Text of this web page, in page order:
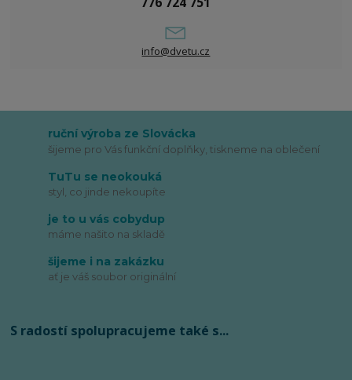
info@dvetu.cz
ruční výroba ze Slovácka
šijeme pro Vás funkční doplňky, tiskneme na oblečení
TuTu se neokouká
styl, co jinde nekoupíte
je to u vás cobydup
máme našito na skladě
šijeme i na zakázku
ať je váš soubor originální
S radostí spolupracujeme také s...